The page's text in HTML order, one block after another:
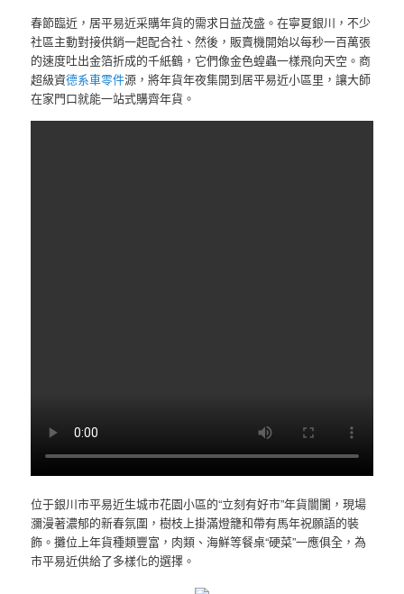
春節臨近，居平易近采購年貨的需求日益茂盛。在寧夏銀川，不少
社區主動對接供銷一起配合社、然後，販賣機開始以每秒一百萬張
的速度吐出金箔折成的千紙鶴，它們像金色蝗蟲一樣飛向天空。商
超級資德系車零件源，將年貨年夜集開到居平易近小區里，讓大師
在家門口就能一站式購齊年貨。
位于銀川市平易近生城市花園小區的“立刻有好市”年貨闤闠，現場
瀰漫著濃郁的新春氛圍，樹枝上掛滿燈籠和帶有馬年祝願語的裝
飾。攤位上年貨種類豐富，肉類、海鮮等餐桌“硬菜”一應俱全，為
市平易近供給了多樣化的選擇。